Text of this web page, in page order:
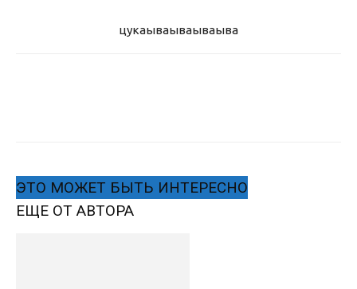
цукаываываываыва
ЭТО МОЖЕТ БЫТЬ ИНТЕРЕСНО
ЕЩЕ ОТ АВТОРА